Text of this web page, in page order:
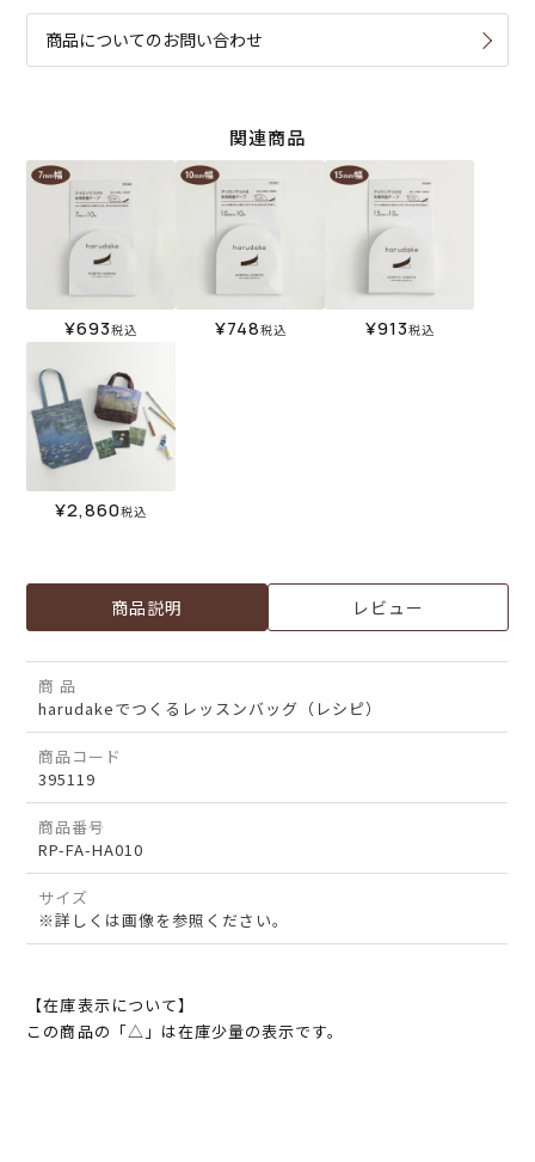
商品についてのお問い合わせ
関連商品
¥693税込 ¥748税込 ¥913税込
¥2,860税込
商品説明 レビュー
商 品
harudakeでつくるレッスンバッグ（レシピ）
商品コード
395119
商品番号
RP-FA-HA010
サイズ
※詳しくは画像を参照ください。
【在庫表示について】
この商品の「△」は在庫少量の表示です。